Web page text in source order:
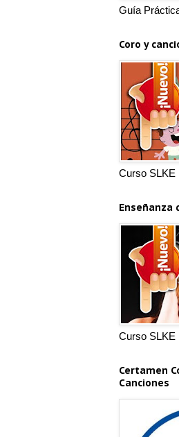
Guía
Coro y
Curso SLKE
Enseñanza
Curso SLKE
Certamen
Canciones